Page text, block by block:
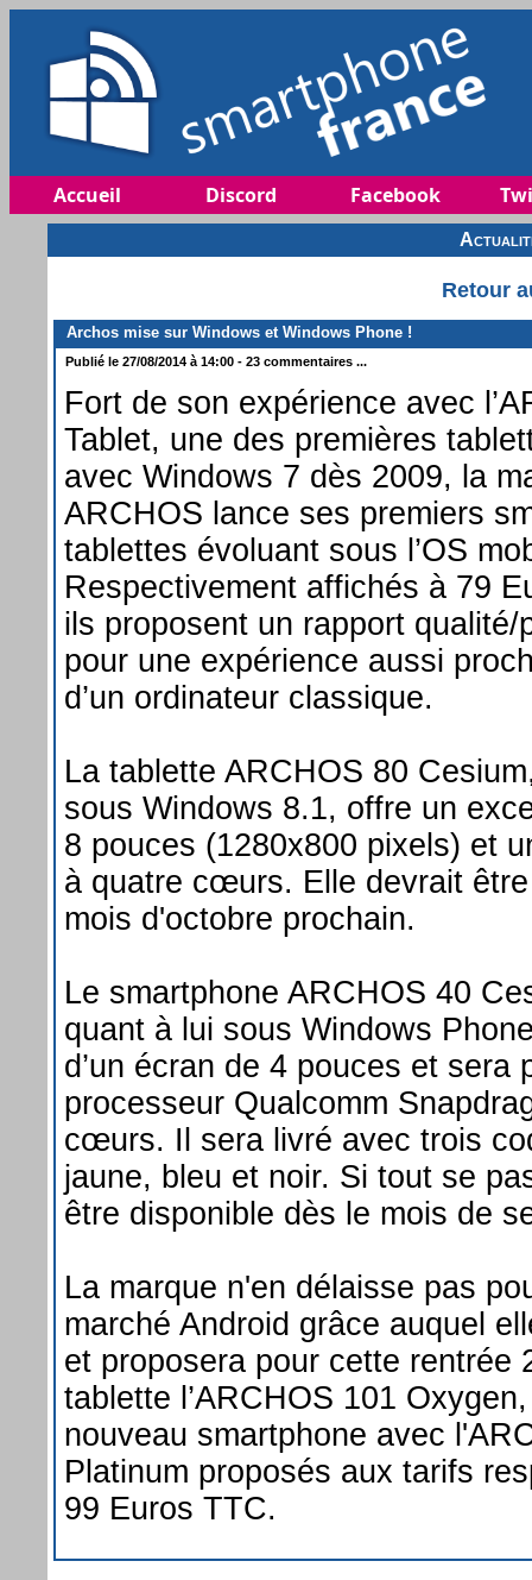
Accueil Discord Facebook
Retour
Archos mise sur Windows et Windows Phone !
Publié le 27/08/2014 à 14:00 - 23 commentaires ...
Fort de son expérience avec
Tablet, une des premières
avec Windows 7 dès 2009, la
ARCHOS lance ses premiers
tablettes évoluant sous l’OS
Respectivement affichés à 79
ils proposent un rapport qualité/
pour une expérience aussi
d’un ordinateur classique.
La tablette ARCHOS 80
sous Windows 8.1, offre un
8 pouces (1280x800 pixels) et
à quatre cœurs. Elle devrait
mois d'octobre prochain.
Le smartphone ARCHOS 40
quant à lui sous Windows
d’un écran de 4 pouces et sera
processeur Qualcomm
cœurs. Il sera livré avec trois
jaune, bleu et noir. Si tout se
être disponible dès le mois de
La marque n'en délaisse pas
marché Android grâce auquel
et proposera pour cette rentrée
tablette l’ARCHOS 101
nouveau smartphone avec
Platinum proposés aux tarifs
99 Euros TTC.